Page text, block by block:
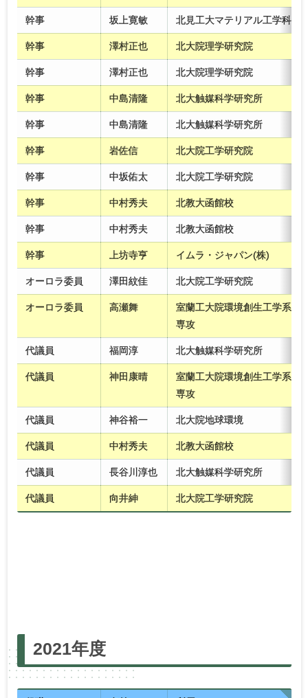
幹事 坂上寛敏 北見工大マテリアル工学科
幹事 澤村正也 北大院理学研究院
幹事 澤村正也 北大院理学研究院
幹事 中島清隆 北大触媒科学研究所
幹事 中島清隆 北大触媒科学研究所
幹事 岩佐信 北大院工学研究院
幹事 中坂佑太 北大院工学研究院
幹事 中村秀夫 北教大函館校
幹事 中村秀夫 北教大函館校
幹事 上坊寺亨 イムラ・ジャパン(株)
オーロラ委員 澤田紋佳 北大院工学研究院
オーロラ委員 高瀬舞
室蘭工大院環境創生工学系
専攻
代議員 福岡淳 北大触媒科学研究所
代議員 神田康晴
室蘭工大院環境創生工学系
専攻
代議員 神谷裕一 北大院地球環境
代議員 中村秀夫 北教大函館校
代議員 長谷川淳也 北大触媒科学研究所
代議員 向井紳 北大院工学研究院
2021年度 2020年度
2017年度 2016年度 2015年度
2021年度